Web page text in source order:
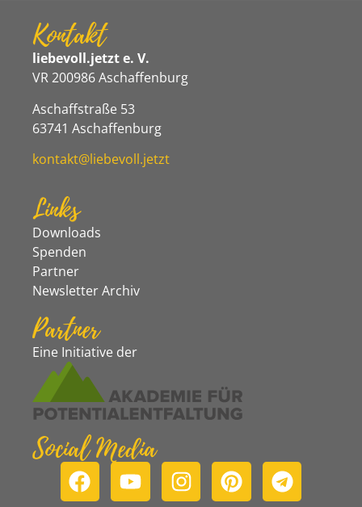
Kontakt
liebevoll.jetzt e. V.
VR 200986 Aschaffenburg
Aschaffstraße 53
63741 Aschaffenburg
kontakt@liebevoll.jetzt
Links
Downloads
Spenden
Partner
Newsletter Archiv
Partner
Eine Initiative der
Social Media